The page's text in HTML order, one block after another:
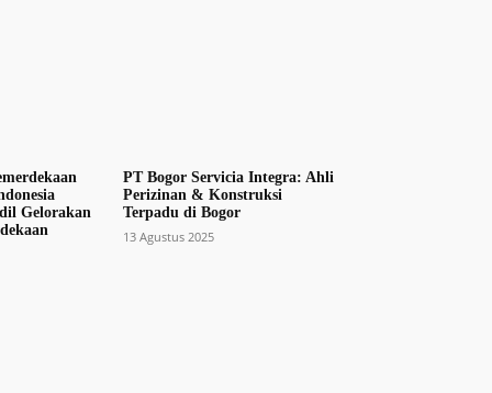
Gelorakan
PT Bogor Servicia Integra: Ahli
Perizinan & Konstruksi
Terpadu di Bogor
13 Agustus 2025